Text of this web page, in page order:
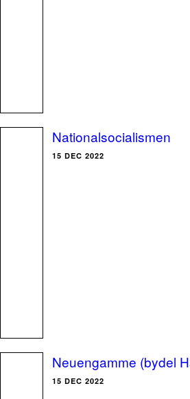
Nationalsocialismen
15 DEC 2022
Neuengamme (bydel
15 DEC 2022